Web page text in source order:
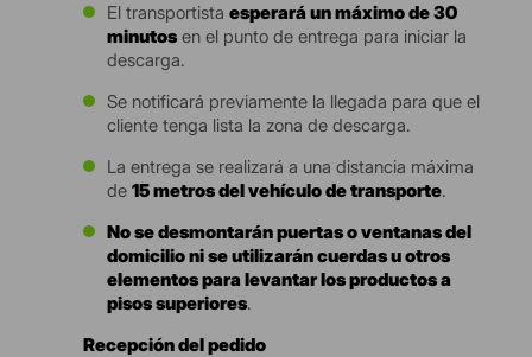
El transportista esperará un máximo de 30
minutos en el punto de entrega para iniciar la
descarga.
Se notificará previamente la llegada para que el
cliente tenga lista la zona de descarga.
La entrega se realizará a una distancia máxima
de 15 metros del vehículo de transporte.
No se desmontarán puertas o ventanas del
domicilio ni se utilizarán cuerdas u otros
elementos para levantar los productos a
pisos superiores.
Recepción del pedido